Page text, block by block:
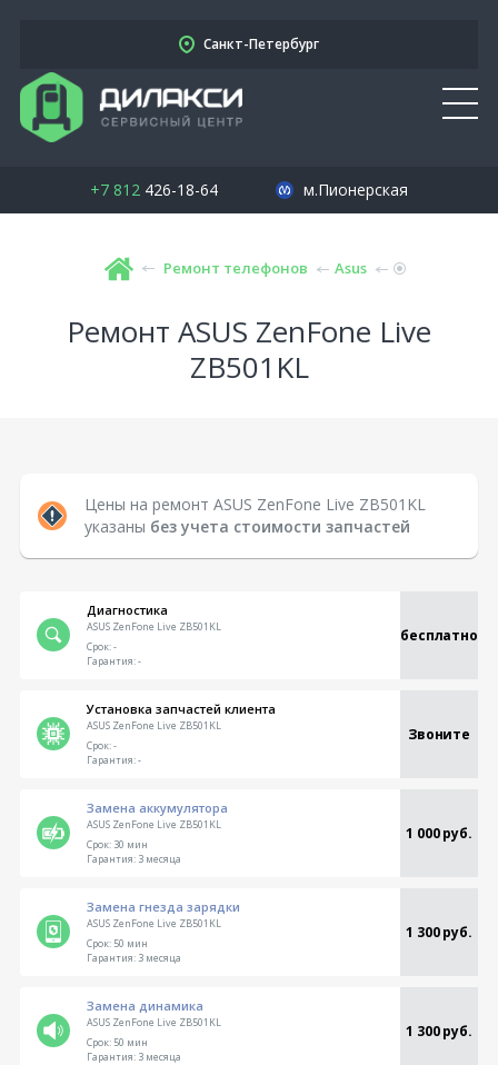
Санкт-Петербург
+7 812426-18-64 м.Пионерская
Ремонт телефонов Asus
Ремонт ASUS ZenFone Live
ZB501KL
Цены на ремонт ASUS ZenFone Live ZB501KL
указаны без учета стоимости запчастей
Диагностика
ASUS ZenFone Live ZB501KL бесплатно
Срок:-
Гарантия:-
Установка запчастей клиента
ASUS ZenFone Live ZB501KL Звоните
Срок:-
Гарантия:-
Замена аккумулятора
ASUS ZenFone Live ZB501KL 1 000 руб.
Срок:30 мин
Гарантия:3 месяца
Замена гнезда зарядки
ASUS ZenFone Live ZB501KL 1 300 руб.
Срок:50 мин
Гарантия:3 месяца
Замена динамика
ASUS ZenFone Live ZB501KL 1 300 руб.
Срок:50 мин
Гарантия:3 месяца